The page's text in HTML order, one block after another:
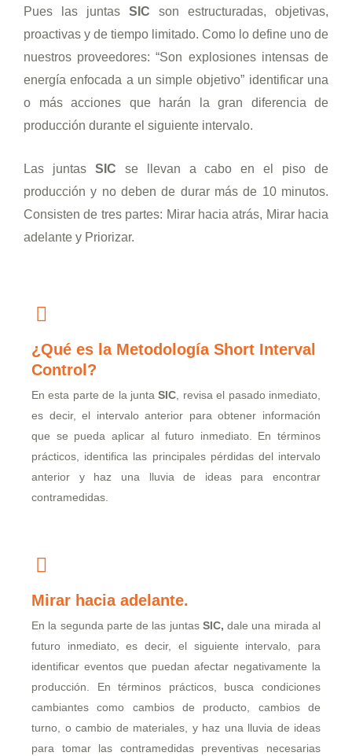
Pues las juntas SIC son estructuradas, objetivas,
proactivas y de tiempo limitado. Como lo define uno de
nuestros proveedores: “Son explosiones intensas de
energía enfocada a un simple objetivo” identificar una
o más acciones que harán la gran diferencia de
producción durante el siguiente intervalo.
Las juntasSIC se llevan a cabo en el piso de
producción y no deben de durar más de 10 minutos.
Consisten de tres partes: Mirar hacia atrás, Mirar hacia
adelante y Priorizar.
¿Qué es la Metodología Short Interval
Control?
En esta parte de la juntaSIC
revisa el pasado inmediato,
es decir, el intervalo anterior para obtener información
que se pueda aplicar al futuro inmediato. En términos
prácticos, identifica las principales pérdidas del intervalo
anterior y haz una lluvia de ideas para encontrar
contramedidas.
Mirar hacia adelante.
En la segunda parte de las juntas SIC, dale una mirada al
futuro inmediato, es decir, el siguiente intervalo, para
identificar eventos que puedan afectar negativamente la
producción. En términos prácticos, busca condiciones
cambiantes como cambios de producto, cambios de
turno, o cambio de materiales, y haz una lluvia de ideas
para tomar las contramedidas preventivas necesarias